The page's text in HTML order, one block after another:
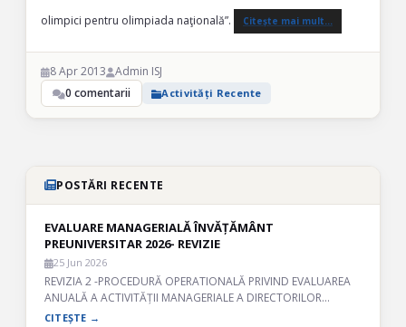
olimpici pentru olimpiada naţională”.
Citește mai mult…
8 Apr 2013
Admin ISJ
0 comentarii
Activități Recente
POSTĂRI RECENTE
EVALUARE MANAGERIALĂ ÎNVĂȚĂMÂNT
PREUNIVERSITAR 2026- REVIZIE
25 Jun 2026
REVIZIA 2 -PROCEDURĂ OPERATIONALĂ PRIVIND EVALUAREA
ANUALĂ A ACTIVITĂȚII MANAGERIALE A DIRECTORILOR…
CITEȘTE →